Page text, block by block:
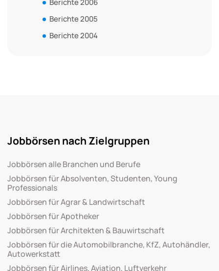
Berichte 2005
Berichte 2004
Jobbörsen nach Zielgruppen
Jobbörsen alle Branchen und Berufe
Jobbörsen für Absolventen, Studenten, Young
Professionals
Jobbörsen für Agrar & Landwirtschaft
Jobbörsen für Apotheker
Jobbörsen für Architekten & Bauwirtschaft
Jobbörsen für die Automobilbranche, KfZ, Autohändler,
Autowerkstatt
Jobbörsen für Airlines, Aviation, Luftverkehr